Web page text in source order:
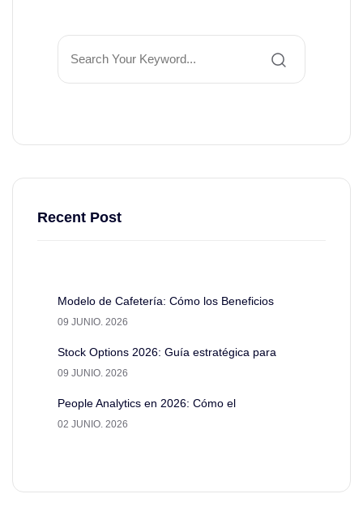
Recent Post
Modelo de Cafetería: Cómo los Beneficios
09 JUNIO. 2026
Stock Options 2026: Guía estratégica para
09 JUNIO. 2026
People Analytics en 2026: Cómo el
02 JUNIO. 2026